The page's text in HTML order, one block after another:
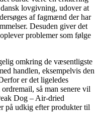
lovgivning, udover at
af fagmænd der har
Desuden giver det
problemer som følge
omkring de væsentligste
handlen, eksempelvis den
er det ligeledes
så man senere vil
Dog – Air-dried
på udkig efter produkter til